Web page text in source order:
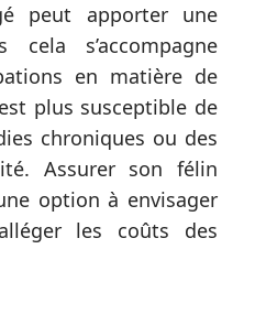
peut apporter une
s’accompagne
en matière de
plus susceptible de
chroniques ou des
Assurer son félin
option à envisager
les coûts des